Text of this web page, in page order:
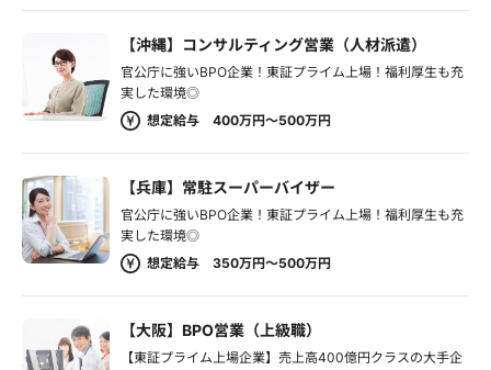
【沖縄】コンサルティング営業（人材派遣）
官公庁に強いBPO企業！東証プライム上場！福利厚生も充
実した環境◎
想定給与 400万円～500万円
【兵庫】常駐スーパーバイザー
官公庁に強いBPO企業！東証プライム上場！福利厚生も充
実した環境◎
想定給与 350万円～500万円
【大阪】BPO営業（上級職）
【東証プライム上場企業】売上高400億円クラスの大手企